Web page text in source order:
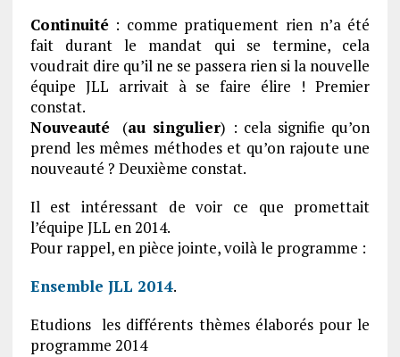
Continuité: comme pratiquement rien n’a été
fait durant le mandat qui se termine, cela
voudrait dire qu’il ne se passera rien si la nouvelle
équipe JLL arrivait à se faire élire ! Premier
constat.
Nouveauté(au singulier) : cela signifie qu’on
prend les mêmes méthodes et qu’on rajoute une
nouveauté ? Deuxième constat.
Il est intéressant de voir ce que promettait
l’équipe JLL en 2014.
Pour rappel, en pièce jointe, voilà le programme :
Ensemble JLL 2014.
Etudions les différents thèmes élaborés pour le
programme 2014